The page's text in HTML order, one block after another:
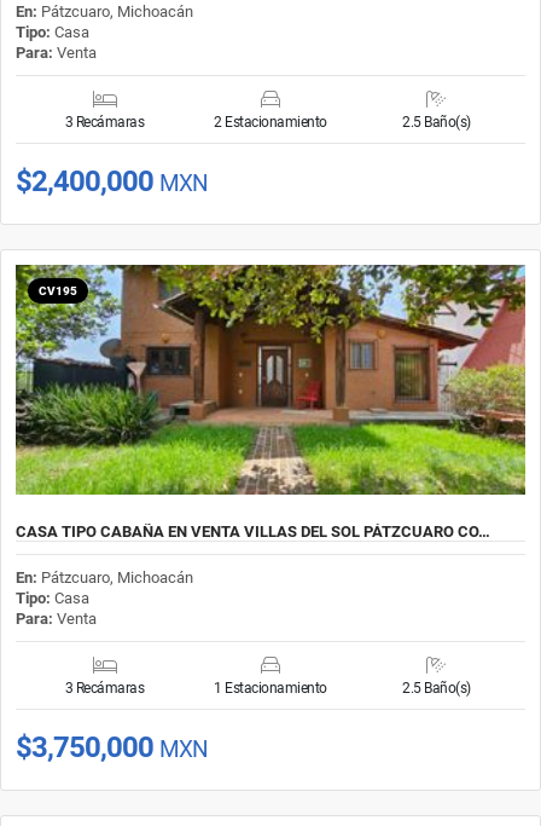
En: Pátzcuaro, Michoacán
Tipo: Casa
Para: Venta
3 Recámaras 2 Estacionamiento 2.5 Baño(s)
$2,400,000 MXN
CV195
CASA TIPO CABAÑA EN VENTA VILLAS DEL SOL PÁTZCUARO CO…
En: Pátzcuaro, Michoacán
Tipo: Casa
Para: Venta
3 Recámaras 1 Estacionamiento 2.5 Baño(s)
$3,750,000 MXN